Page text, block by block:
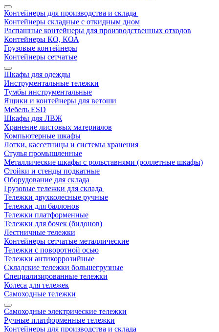
Контейнеры для производства и склада
Контейнеры складные с откидным дном
Распашные контейнеры для производственных отходов
Контейнеры КО, КОА
Грузовые контейнеры
Контейнеры сетчатые
Шкафы для одежды
Инструментальные тележки
Тумбы инструментальные
Ящики и контейнеры для ветоши
Мебель ESD
Шкафы для ЛВЖ
Хранение листовых материалов
Компьютерные шкафы
Лотки, кассетницы и системы хранения
Стулья промышленные
Металлические шкафы с рольставнями (роллетные шкафы)
Стойки и стенды подкатные
Оборудование для склада
Грузовые тележки для склада
Тележки двухколесные ручные
Тележки для баллонов
Тележки платформенные
Тележки для бочек (бидонов)
Лестничные тележки
Контейнеры сетчатые металлические
Тележки с поворотной осью
Тележки антикоррозийные
Складские тележки большегрузные
Специализированные тележки
Колеса для тележек
Самоходные тележки
Самоходные электрические тележки
Ручные платформенные тележки
Контейнеры для производства и склада